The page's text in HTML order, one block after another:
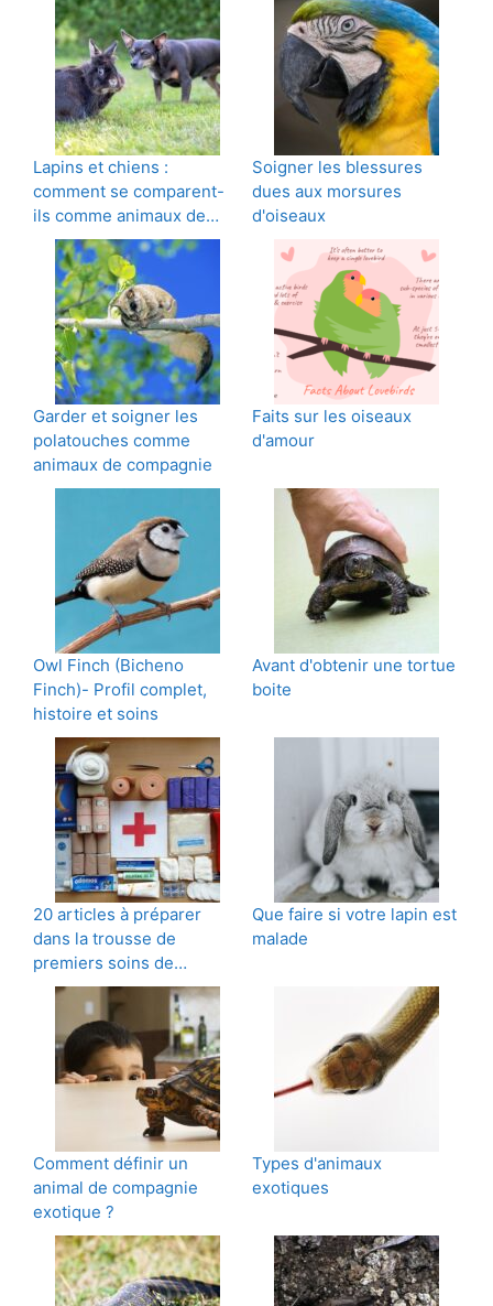
Lapins et chiens :
comment se comparent-
ils comme animaux de…
Soigner les blessures
dues aux morsures
d'oiseaux
Garder et soigner les
polatouches comme
animaux de compagnie
Faits sur les oiseaux
d'amour
Owl Finch (Bicheno
Finch)- Profil complet,
histoire et soins
Avant d'obtenir une tortue
boite
20 articles à préparer
dans la trousse de
premiers soins de…
Que faire si votre lapin est
malade
Comment définir un
animal de compagnie
exotique ?
Types d'animaux
exotiques